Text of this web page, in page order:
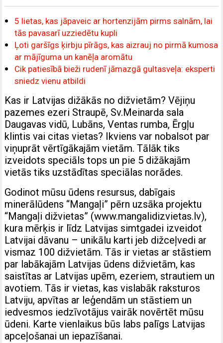
5 lietas, kas jāpaveic ar hortenzijām pirms salnām, lai
tās pavasarī uzziedētu kupli
Ļoti garšīgs ķirbju pīrāgs, kas aizrauj no pirmā kumosa
ar mājīguma un kanēļa aromātu
Cik patiesībā bieži rudenī jāmazgā gultasveļa: eksperti
sniedz vienu atbildi
Kas ir Latvijas dižākās no dižvietām? Vējiņu
pazemes ezeri Straupē, Sv.Meinarda sala
Daugavas vidū, Lubāns, Ventas rumba, Ērgļu
klintis vai citas vietas? Ikviens var nobalsot par
viņuprāt vērtīgākajām vietām. Tālāk tiks
izveidots speciāls tops un pie 5 dižākajām
vietās tiks uzstādītas speciālas norādes.
Godinot mūsu ūdens resursus, dabīgais
minerālūdens “Mangaļi” pērn uzsāka projektu
“Mangaļi dižvietas” (www.mangalidizvietas.lv),
kura mērķis ir līdz Latvijas simtgadei izveidot
Latvijai dāvanu – unikālu karti jeb dižceļvedi ar
vismaz 100 dižvietām. Tās ir vietas ar stāstiem
par labākajām Latvijas ūdens dižvietām, kas
saistītas ar Latvijas upēm, ezeriem, strautiem un
avotiem. Tās ir vietas, kas vislabāk raksturos
Latviju, apvītas ar leģendām un stāstiem un
iedvesmos iedzīvotājus vairāk novērtēt mūsu
ūdeni. Karte vienlaikus būs labs palīgs Latvijas
apceļošanai un iepazīšanai.